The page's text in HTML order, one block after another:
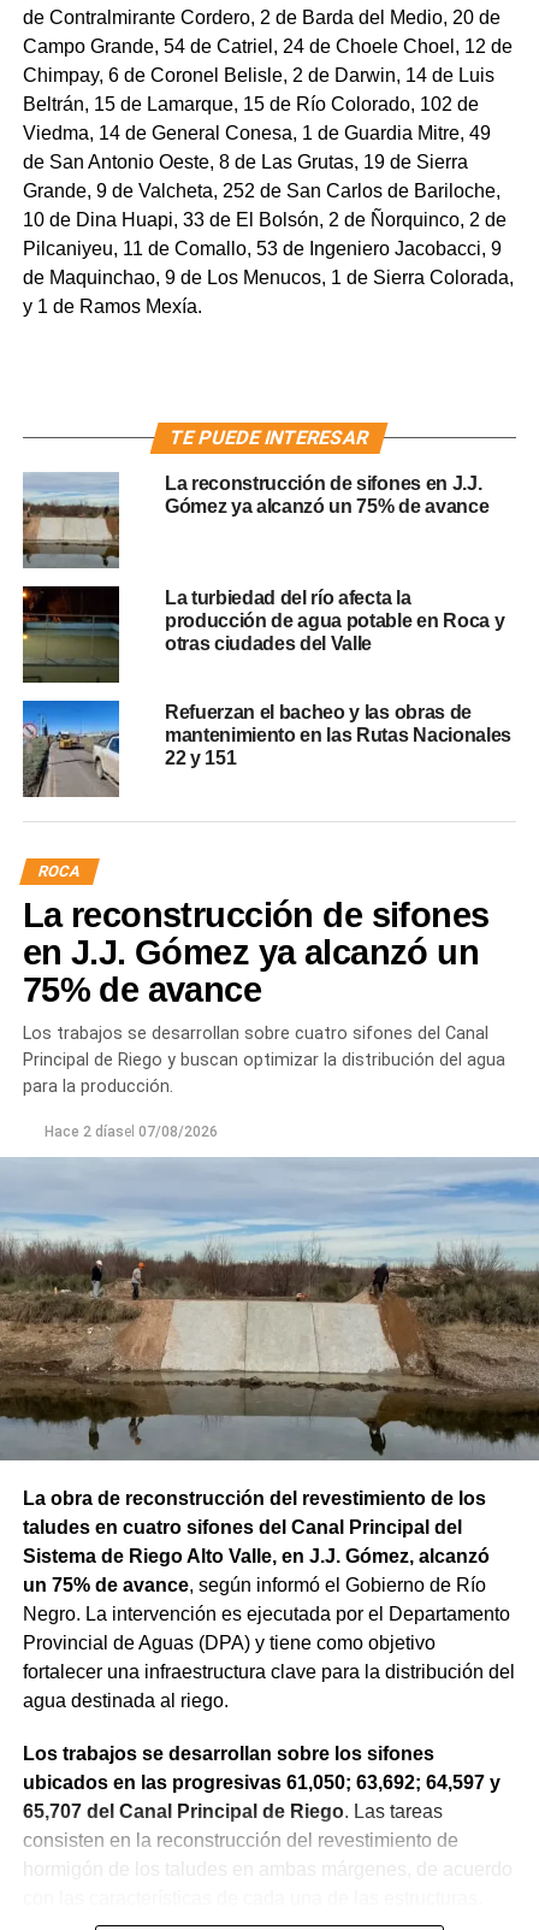
de Contralmirante Cordero, 2 de Barda del Medio, 20 de
Campo Grande, 54 de Catriel, 24 de Choele Choel, 12 de
Chimpay, 6 de Coronel Belisle, 2 de Darwin, 14 de Luis
Beltrán, 15 de Lamarque, 15 de Río Colorado, 102 de
Viedma, 14 de General Conesa, 1 de Guardia Mitre, 49
de San Antonio Oeste, 8 de Las Grutas, 19 de Sierra
Grande, 9 de Valcheta, 252 de San Carlos de Bariloche,
10 de Dina Huapi, 33 de El Bolsón, 2 de Ñorquinco, 2 de
Pilcaniyeu, 11 de Comallo, 53 de Ingeniero Jacobacci, 9
de Maquinchao, 9 de Los Menucos, 1 de Sierra Colorada,
y 1 de Ramos Mexía.
TE PUEDE INTERESAR
La reconstrucción de sifones en J.J.
Gómez ya alcanzó un 75% de avance
La turbiedad del río afecta la
producción de agua potable en Roca y
otras ciudades del Valle
Refuerzan el bacheo y las obras de
mantenimiento en las Rutas Nacionales
22 y 151
ROCA
La reconstrucción de sifones
en J.J. Gómez ya alcanzó un
75% de avance
Los trabajos se desarrollan sobre cuatro sifones del Canal
Principal de Riego y buscan optimizar la distribución del agua
para la producción.
Hace 2 díasel 07/08/2026
La obra de reconstrucción del revestimiento de los
taludes en cuatro sifones del Canal Principal del
Sistema de Riego Alto Valle, en J.J. Gómez, alcanzó
un 75% de avance, según informó el Gobierno de Río
Negro. La intervención es ejecutada por el Departamento
Provincial de Aguas (DPA) y tiene como objetivo
fortalecer una infraestructura clave para la distribución del
agua destinada al riego.
Los trabajos se desarrollan sobre los sifones
ubicados en las progresivas 61,050; 63,692; 64,597 y
65,707 del Canal Principal de Riego. Las tareas
consisten en la reconstrucción del revestimiento de
hormigón de los taludes en ambas márgenes, de acuerdo